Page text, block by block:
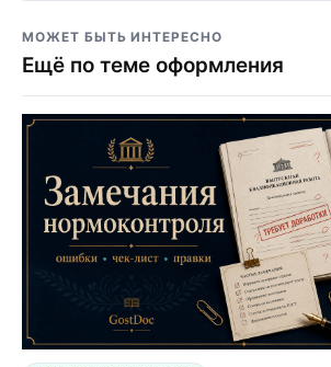
МОЖЕТ БЫТЬ ИНТЕРЕСНО
Ещё по теме оформления